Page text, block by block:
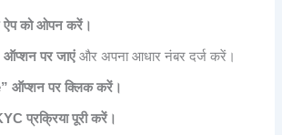
ऐप को ओपन करें।
पर जाएंऔर अपना आधार नंबर दर्ज करें।
ऑप्शन पर क्लिक करें।
प्रक्रिया पूरी करें।